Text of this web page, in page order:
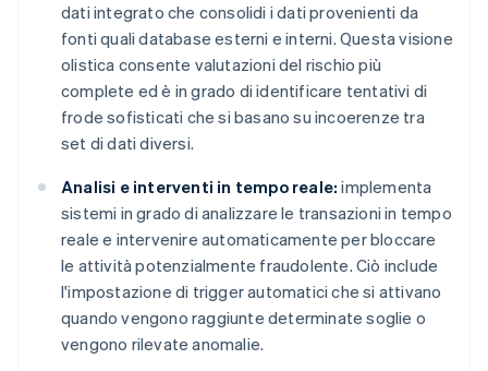
dati integrato che consolidi i dati provenienti da
fonti quali database esterni e interni. Questa visione
olistica consente valutazioni del rischio più
complete ed è in grado di identificare tentativi di
frode sofisticati che si basano su incoerenze tra
set di dati diversi.
Analisi e interventi in tempo reale: implementa
sistemi in grado di analizzare le transazioni in tempo
reale e intervenire automaticamente per bloccare
le attività potenzialmente fraudolente. Ciò include
l'impostazione di trigger automatici che si attivano
quando vengono raggiunte determinate soglie o
vengono rilevate anomalie.